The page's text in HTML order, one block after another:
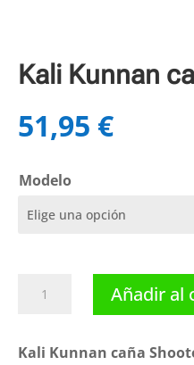
Kali Kunnan
51,95 €
Modelo
Kunnan
Shooter
Añadir al
Kali Kunnan caña